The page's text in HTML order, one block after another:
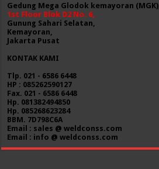
Gedung Mega Glodok kemayoran (MGK),
1st Floor Blok D2 No. 6,
Gunung Sahari Selatan,
Kemayoran,
Jakarta Pusat
KONTAK KAMI
Tlp. 021 - 6586 6448
HP : 085262590127
Fax. 021 - 6586 6448
Hp. 081382494850
Hp. 085268623284
BBM. 7D798C6A
Email : sales @ weldconss.com
Email : info @ weldconss.com